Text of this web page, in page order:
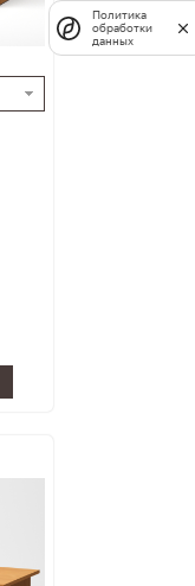
Политика
обработки
данных